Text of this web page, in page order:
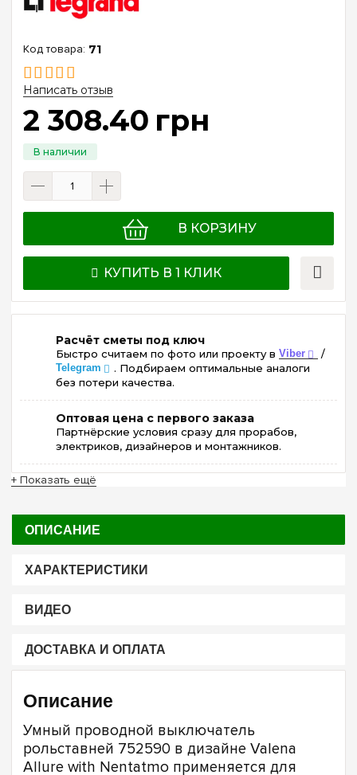
71
Написать отзыв
2 308.40 грн
В КОРЗИНУ
КУПИТЬ В 1 КЛИК
Расчёт сметы под ключ
Быстро считаем по фото или проекту в Viber /
Telegram
. Подбираем оптимальные аналоги
без потери качества.
Оптовая цена с первого заказа
Партнёрские условия сразу для прорабов,
электриков, дизайнеров и монтажников.
+ Показать ещё
ОПИСАНИЕ
ХАРАКТЕРИСТИКИ
ВИДЕО
ДОСТАВКА И ОПЛАТА
Описание
Умный проводной выключатель
рольставней 752590 в дизайне Valena
Allure with Nentatmo применяется для